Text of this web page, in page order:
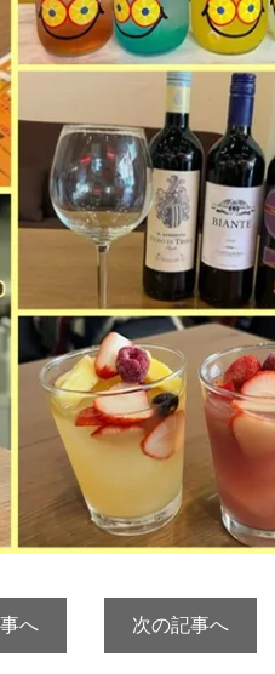
へ 次の記事へ